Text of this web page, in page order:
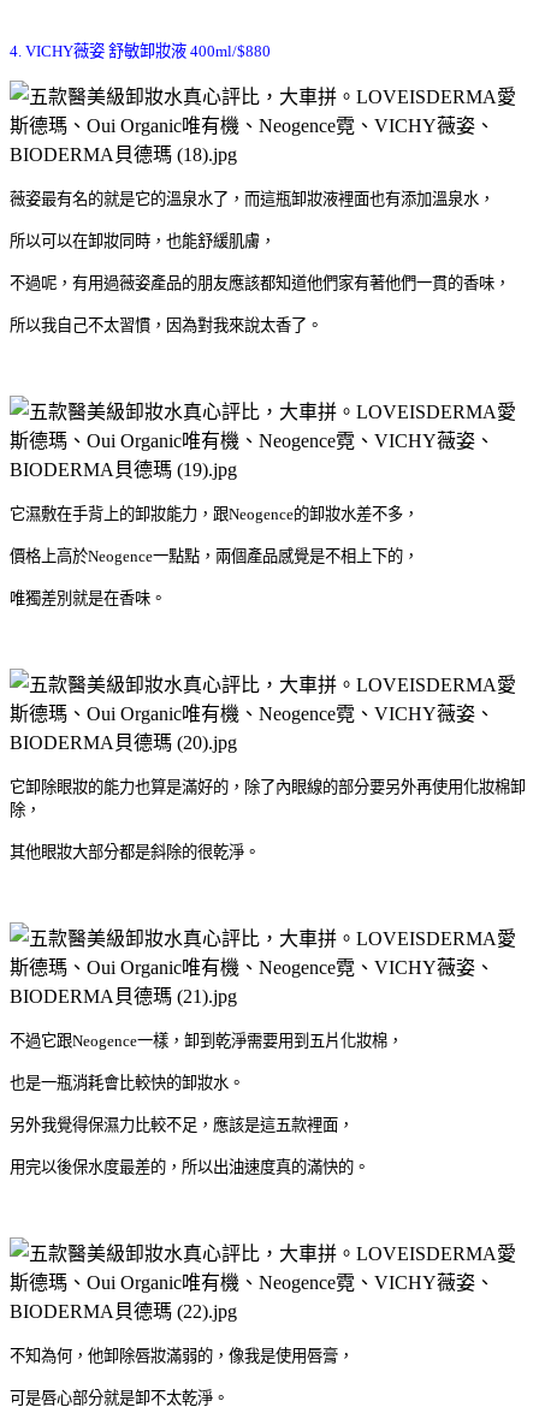
4. VICHY薇姿 舒敏卸妝液 400ml/$880
薇姿最有名的就是它的溫泉水了，而這瓶卸妝液裡面也有添加溫泉水，
所以可以在卸妝同時，也能舒緩肌膚，
不過呢，有用過薇姿產品的朋友應該都知道他們家有著他們一貫的香味，
所以我自己不太習慣，因為對我來說太香了。
它濕敷在手背上的卸妝能力，跟Neogence的卸妝水差不多，
價格上高於Neogence一點點，兩個產品感覺是不相上下的，
唯獨差別就是在香味。
它卸除眼妝的能力也算是滿好的，除了內眼線的部分要另外再使用化妝棉卸
除，
其他眼妝大部分都是斜除的很乾淨。
不過它跟Neogence一樣，卸到乾淨需要用到五片化妝棉，
也是一瓶消耗會比較快的卸妝水。
另外我覺得保濕力比較不足，應該是這五款裡面，
用完以後保水度最差的，所以出油速度真的滿快的。
不知為何，他卸除唇妝滿弱的，像我是使用唇膏，
可是唇心部分就是卸不太乾淨。